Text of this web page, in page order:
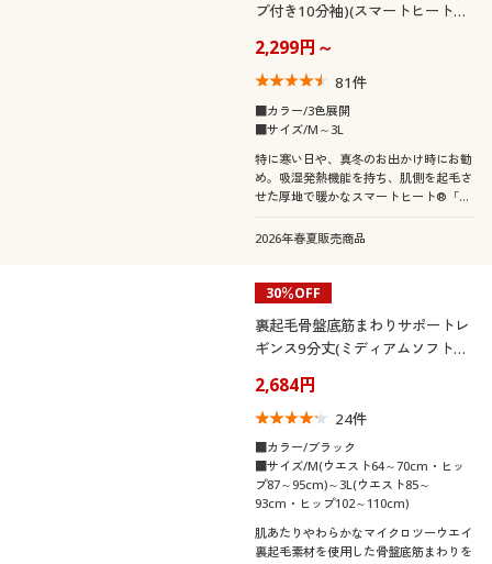
プ付き10分袖)(スマートヒート®
2,299円～
81件
■カラー/3色展開
■サイズ/M～3L
特に寒い日や、真冬のお出かけ時にお勧
め。吸湿発熱機能を持ち、肌側を起毛さ
せた厚地で暖かなスマートヒート®「厚
シャツ感覚で着れる10分袖。1枚で暖か
2026年春夏販売商品
30％OFF
裏起毛骨盤底筋まわりサポートレ
ギンス9分丈(ミディアムソフトタ
2,684円
24件
■カラー/ブラック
■サイズ/M(ウエスト64～70cm・ヒッ
プ87～95cm)～3L(ウエスト85～
93cm・ヒップ102～110cm)
肌あたりやわらかなマイクロツーウエイ
裏起毛素材を使用した骨盤底筋まわりを